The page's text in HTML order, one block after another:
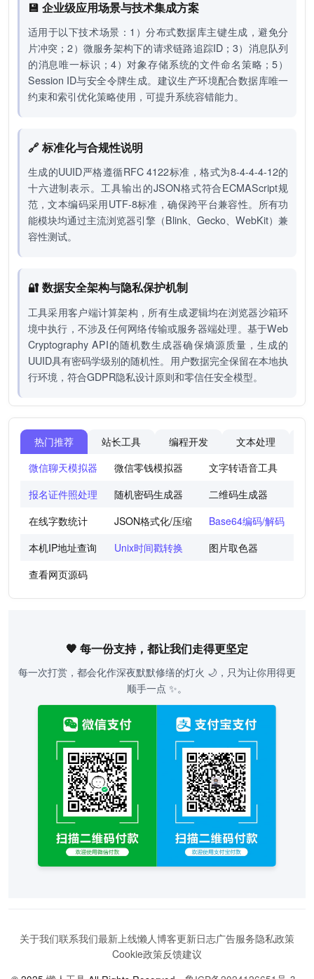
💾 企业级应用场景与技术集成方案
适用于以下技术场景：1）分布式数据库主键生成，避免分
片冲突；2）微服务架构下的请求链路追踪ID；3）消息队列
的消息唯一标识；4）对象存储系统的文件命名策略；5）
Session ID与安全令牌生成。建议生产环境配合数据库唯一
约束和索引优化策略使用，可提升系统容错能力。
🔗 标准化与合规性说明
生成的UUID严格遵循RFC 4122标准，格式为8-4-4-4-12的
十六进制表示。工具输出的JSON格式符合ECMAScript规
范，文本编码采用UTF-8标准，确保跨平台兼容性。所有功
能模块均通过主流浏览器引擎（Blink、Gecko、WebKit）兼
容性测试。
🔐 数据安全架构与隐私保护机制
工具采用客户端计算架构，所有生成逻辑均在浏览器沙箱环
境中执行，不涉及任何网络传输或服务器端处理。基于Web
Cryptography API的随机数生成器确保熵源质量，生成的
UUID具有密码学级别的随机性。用户数据完全保留在本地执
行环境，符合GDPR隐私设计原则和零信任安全模型。
热门推荐 站长工具 编程开发 文本处理
微信聊天模拟器
微信零钱模拟器 文字转语音工具
报名证件照处理
随机密码生成器 二维码生成器
在线字数统计
JSON格式化/压缩 Base64编码/解码
本机IP地址查询
Unix时间戳转换 图片取色器
查看网页源码
🧡 每一份支持，都让我们走得更坚定
每一次打赏，都会化作深夜默默修缮的灯火 🌙，只为让你用得更
顺手一点 ✨。
关于我们联系我们最新上线懒人博客更新日志广告服务隐私政策
Cookie政策反馈建议